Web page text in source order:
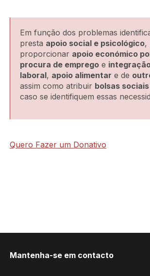
Em função dos problemas
presta apoio social e psicológico,
proporcionar apoio económico
procura de emprego e
laboral, apoio alimentar e de
assim como atribuir bolsas
caso se identifiquem essas
Quero Fazer um Donativo
Mantenha-se em contacto